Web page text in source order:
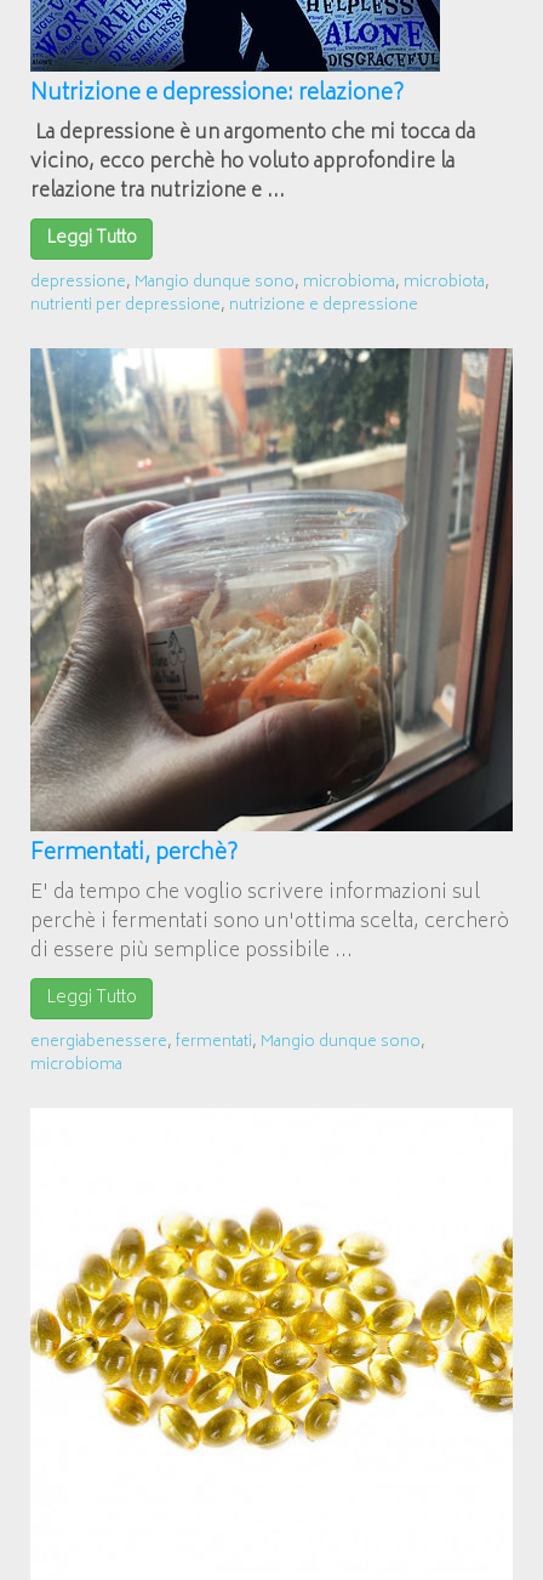
Nutrizione e depressione: relazione?
La depressione è un argomento che mi tocca da
vicino, ecco perchè ho voluto approfondire la
relazione tra nutrizione e ...
Leggi Tutto
depressione, Mangio dunque sono, microbioma, microbiota,
nutrienti per depressione, nutrizione e depressione
Fermentati, perchè?
E' da tempo che voglio scrivere informazioni sul
perchè i fermentati sono un'ottima scelta, cercherò
di essere più semplice possibile ...
Leggi Tutto
energiabenessere,fermentati, Mangio dunque sono,
microbioma